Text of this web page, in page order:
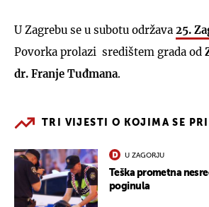
U Zagrebu se u subotu održava 25.
Povorka prolazi središtem grada od
dr. Franje Tuđmana.
TRI VIJESTI O KOJIMA SE
U ZAGORJU
Teška prometna
poginula